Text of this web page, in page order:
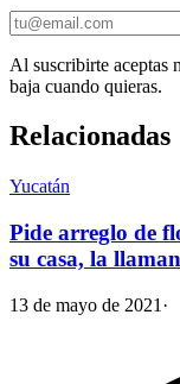
Al suscribirte aceptas
baja cuando quieras.
Relacionadas
Yucatán
Pide arreglo de
su casa, la
13 de mayo de 2021 ·